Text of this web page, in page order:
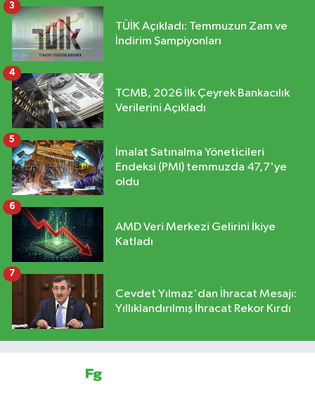
TÜİK Açıkladı: Temmuzun Zam ve
İndirim Şampiyonları
3
TCMB, 2026 İlk Çeyrek Bankacılık
Verilerini Açıkladı
4
İmalat Satınalma Yöneticileri
Endeksi (PMI) temmuzda 47,7'ye
oldu
5
AMD Veri Merkezi Gelirini İkiye
Katladı
6
Cevdet Yılmaz'dan İhracat Mesajı:
Yıllıklandırılmış İhracat Rekor Kırdı
7